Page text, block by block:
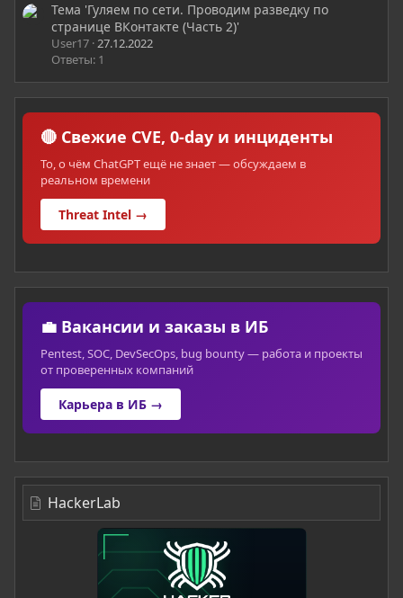
Тема 'Гуляем по сети. Проводим разведку по
странице ВКонтакте (Часть 2)'
User17 27.12.2022
Ответы: 1
🔴 Свежие CVE, 0-day и инциденты
То, о чём ChatGPT ещё не знает — обсуждаем в
реальном времени
Threat Intel →
💼 Вакансии и заказы в ИБ
Pentest, SOC, DevSecOps, bug bounty — работа и проекты
от проверенных компаний
Карьера в ИБ →
HackerLab